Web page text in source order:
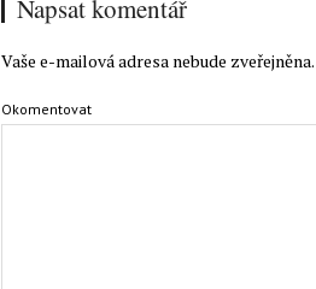
Napsat komentář
Vaše e-mailová adresa nebude zveřejněna.
Okomentovat